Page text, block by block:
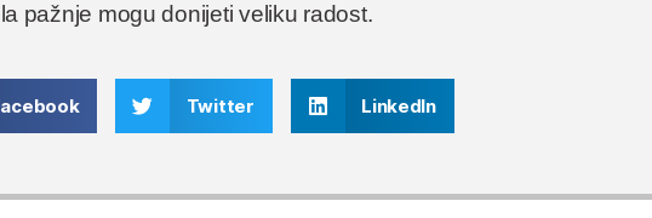
pažnje mogu donijeti veliku radost.
Twitter LinkedIn